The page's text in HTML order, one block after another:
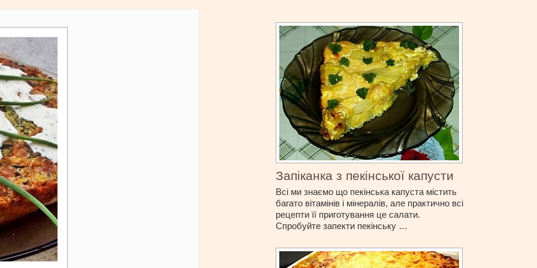
Запіканка з пекінської капусти
Всі ми знаємо що пекінська капуста містить
багато вітамінів і мінералів, але практично всі
рецепти її приготування це салати.
Спробуйте запекти пекінську …